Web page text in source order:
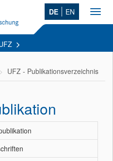
DE EN
UFZ - Publikationsverzeichnis